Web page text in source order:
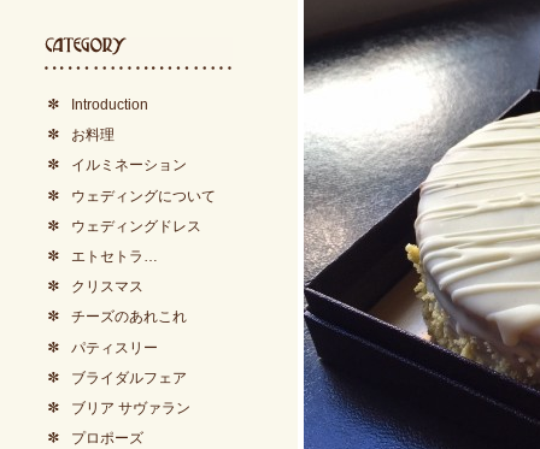
Introduction
お料理
イルミネーション
ウェディングについて
ウェディングドレス
エトセトラ…
クリスマス
チーズのあれこれ
パティスリー
ブライダルフェア
ブリア サヴァラン
プロポーズ